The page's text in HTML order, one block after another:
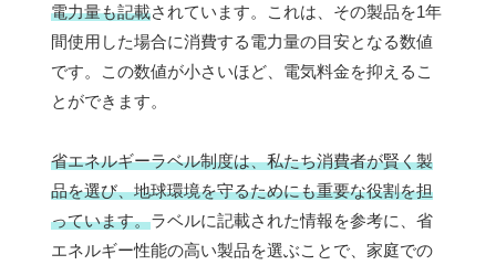
電力量も記載されています。これは、その製品を1年
間使用した場合に消費する電力量の目安となる数値
です。この数値が小さいほど、電気料金を抑えるこ
とができます。
省エネルギーラベル制度は、私たち消費者が賢く製
品を選び、地球環境を守るためにも重要な役割を担
っています。ラベルに記載された情報を参考に、省
エネルギー性能の高い製品を選ぶことで、家庭での